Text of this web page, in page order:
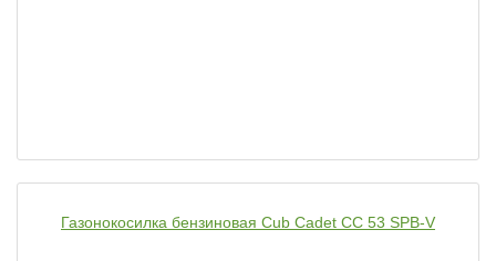
Газонокосилка бензиновая Cub Cadet CC 53 SPB-V